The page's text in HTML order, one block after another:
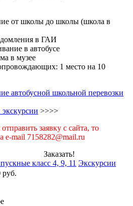
от школы до школы (школа в
в ГАИ
в автобусе
в музее
1 место на 10
автобусной школьной перевозки
>>>>
заявку с сайта, то
e-mail 7158282@mail.ru
руб.
Заказать!
класс 4, 9, 11 Экскурсии